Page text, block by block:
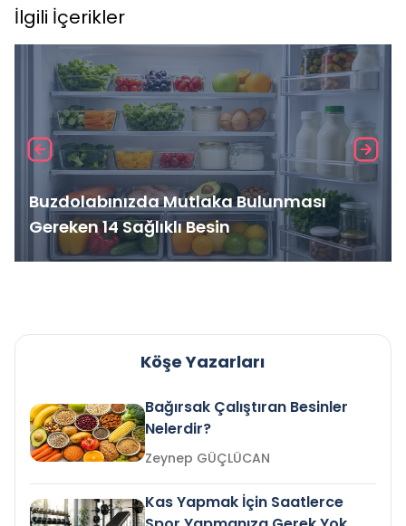
İlgili İçerikler
Buzdolabınızda Mutlaka Bulunması
Gereken 14 Sağlıklı Besin
Köşe Yazarları
Bağırsak Çalıştıran Besinler
Nelerdir?
Zeynep GÜÇLÜCAN
Kas Yapmak İçin Saatlerce